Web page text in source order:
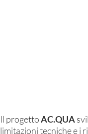
Il progettoAC.QUA
limitazioni tecniche e i